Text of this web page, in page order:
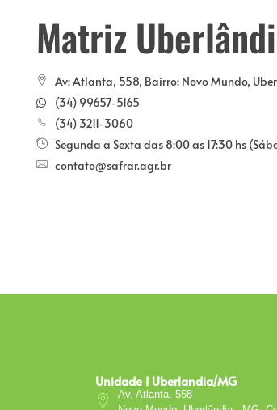
Matriz
Av: Atlanta, 558, Bairro: Novo Mundo,
(34) 99657-5165
(34) 3211-3060
Segunda a Sexta das 8:00 as 17:30 hs
contato@safrar.agr.br
Unidade I Uberlandia/MG
Av. Atlanta, 558